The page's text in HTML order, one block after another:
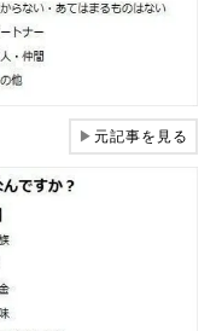
▶元記事を見る